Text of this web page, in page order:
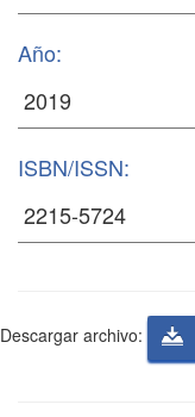
Año:
ISBN/ISSN:
Descargar archivo: